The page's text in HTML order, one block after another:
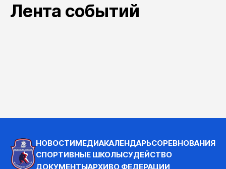
Лента событий
НОВОСТИМЕДИАКАЛЕНДАРЬСОРЕВНОВАНИЯ
СПОРТИВНЫЕ ШКОЛЫСУДЕЙСТВО
ДОКУМЕНТЫАРХИВО ФЕДЕРАЦИИ